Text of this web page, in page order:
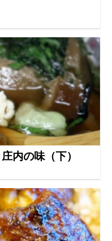
内の味（下）